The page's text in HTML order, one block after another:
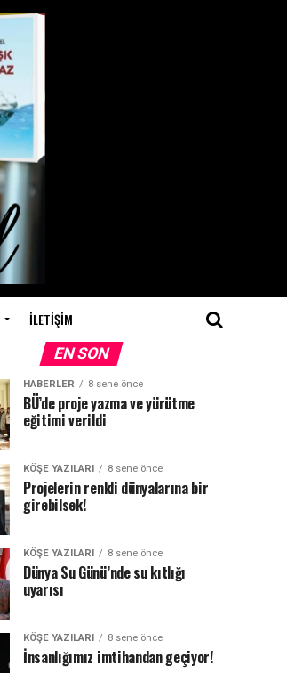
İLETIŞIM
EN SON
HABERLER 8 sene önce
BÜ’de proje yazma ve yürütme
eğitimi verildi
KÖŞE YAZILARI 8 sene önce
Projelerin renkli dünyalarına bir
girebilsek!
KÖŞE YAZILARI 8 sene önce
Dünya Su Günü’nde su kıtlığı
uyarısı
KÖŞE YAZILARI 8 sene önce
İnsanlığımız imtihandan geçiyor!